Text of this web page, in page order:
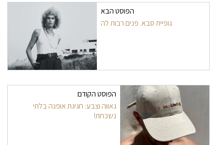
ניווט בפרסומיםהפוסט הבא
גופיית סבא. פנים רבות לה
הפוסט הקודם
גאווה וצבע: חגיגת אופנה בלתי
נשכחת!